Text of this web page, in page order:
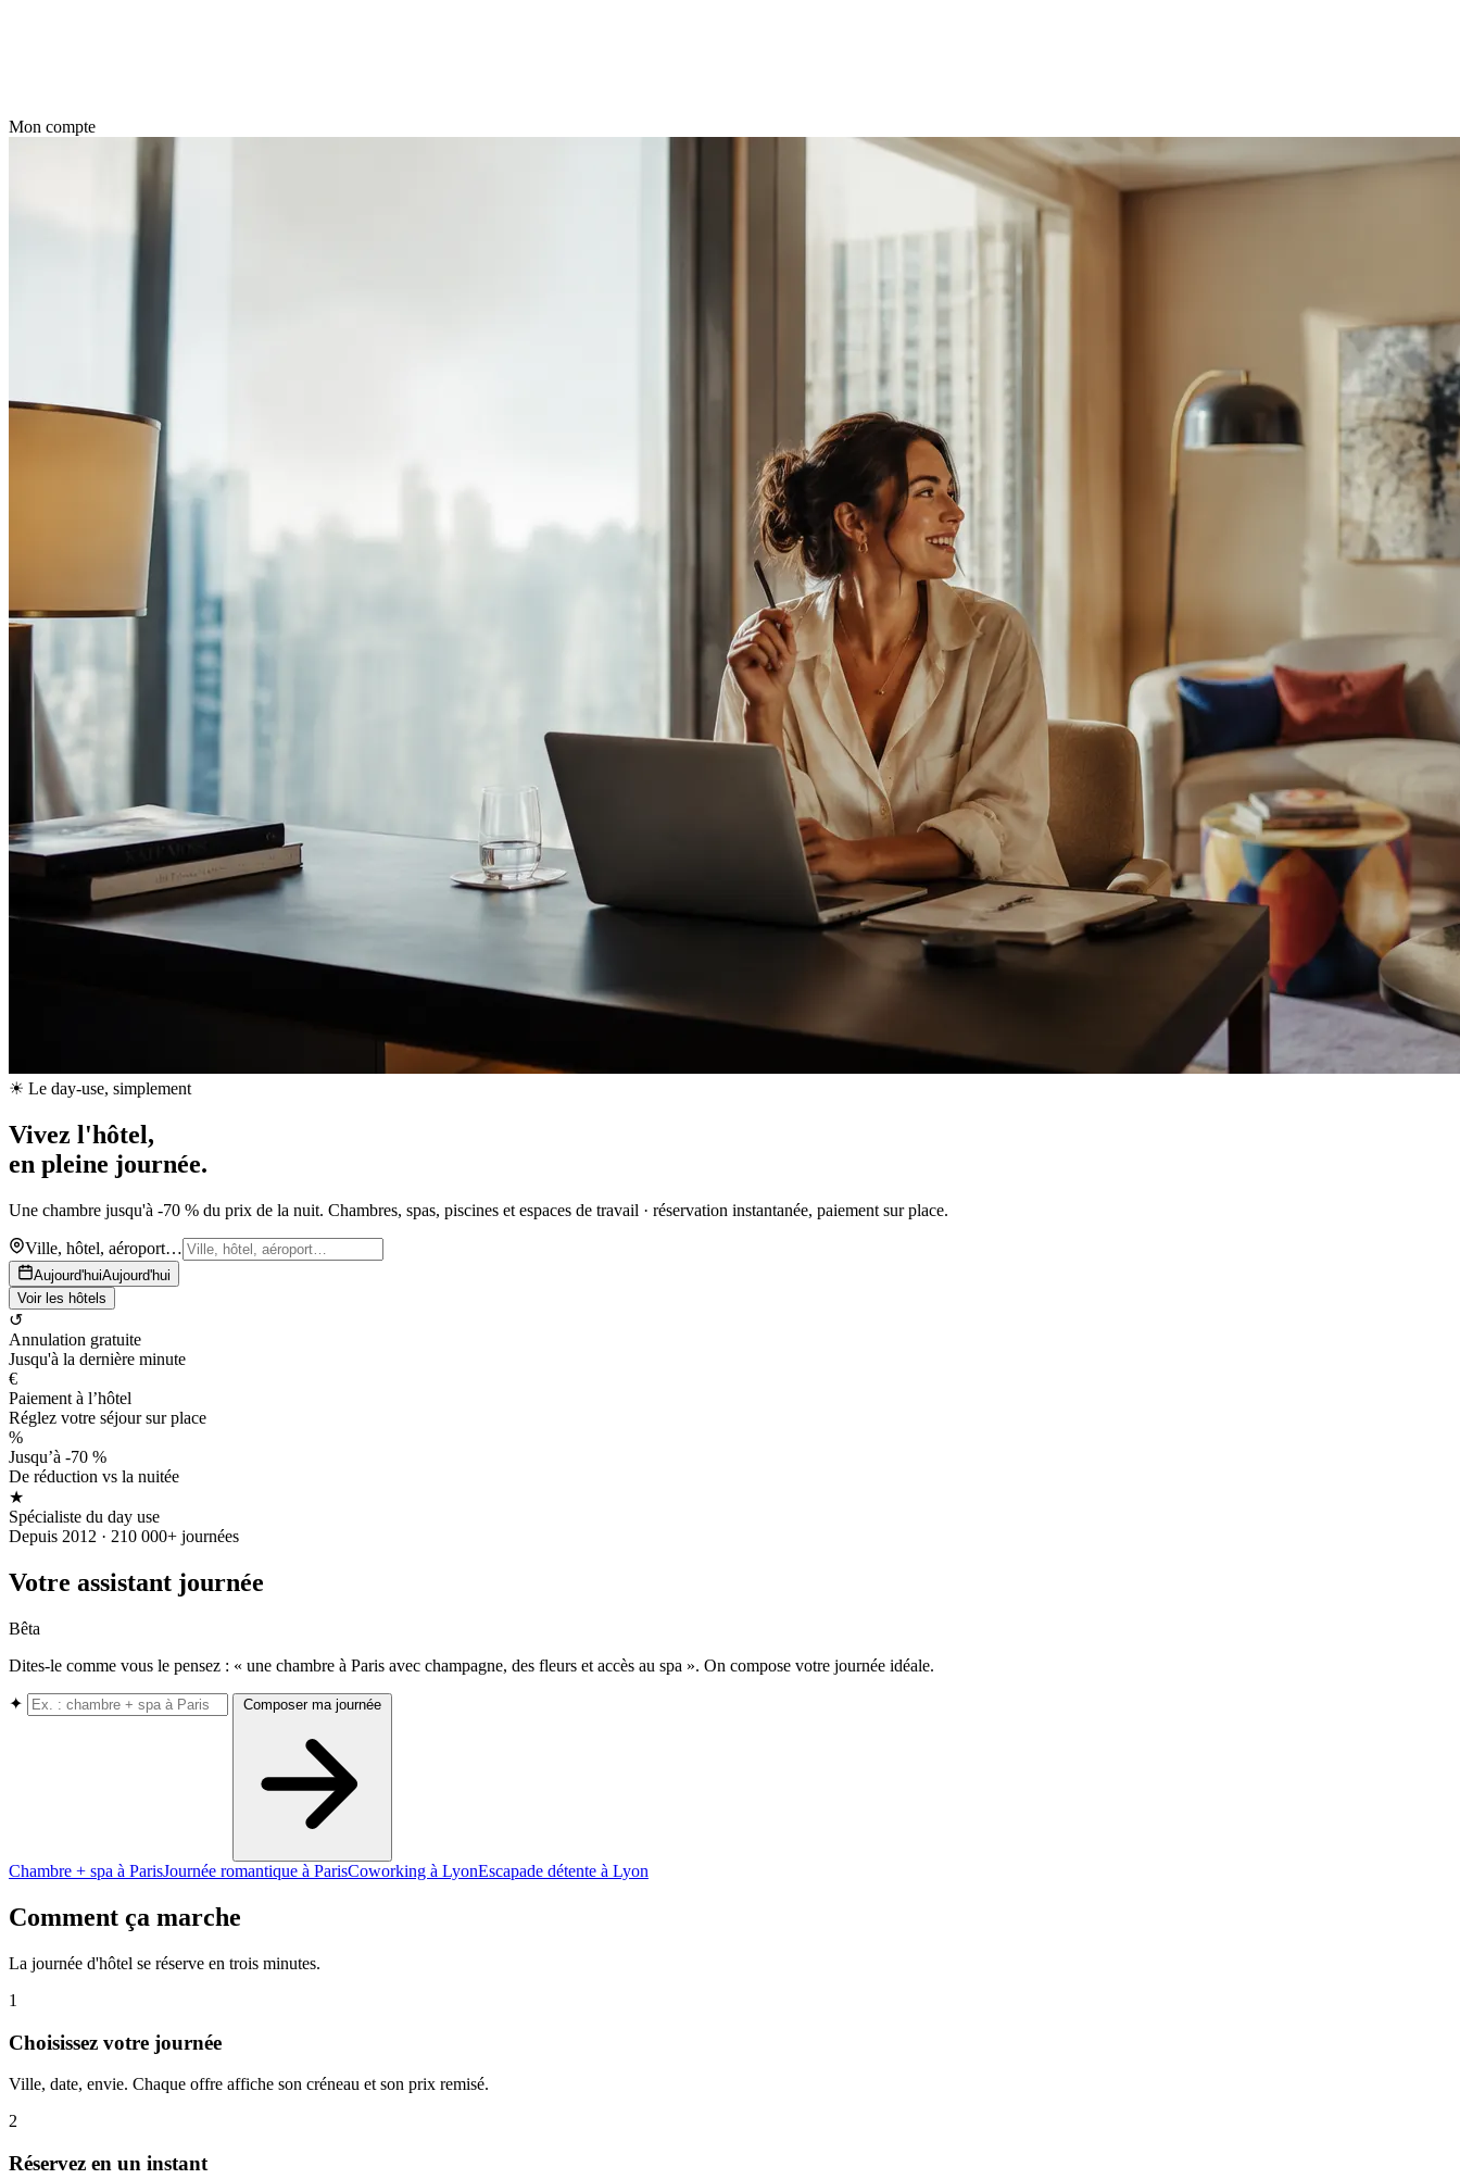
Mon compte
☀ Le day-use, simplement
Vivez l'hôtel,
en pleine journée.
Une chambre jusqu'à -70 % du prix de la nuit. Chambres, spas, piscines et espaces de travail · réservation instantanée, paiement sur place.
Ville, hôtel, aéroport…
Aujourd'huiAujourd'hui
Voir les hôtels
↺
Annulation gratuite
Jusqu'à la dernière minute
€
Paiement à l’hôtel
Réglez votre séjour sur place
%
Jusqu’à -70 %
De réduction vs la nuitée
★
Spécialiste du day use
Depuis 2012 · 210 000+ journées
Votre assistant journée
Bêta
Dites-le comme vous le pensez : « une chambre à Paris avec champagne, des fleurs et accès au spa ». On compose votre journée idéale.
✦ Composer ma journée
Chambre + spa à ParisJournée romantique à ParisCoworking à LyonEscapade détente à Lyon
Comment ça marche
La journée d'hôtel se réserve en trois minutes.
1
Choisissez votre journée
Ville, date, envie. Chaque offre affiche son créneau et son prix remisé.
2
Réservez en un instant